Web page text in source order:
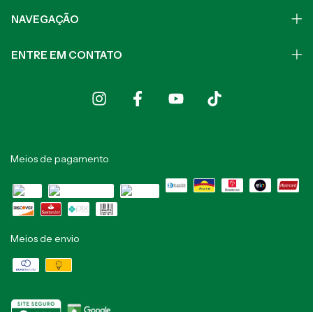
NAVEGAÇÃO
ENTRE EM CONTATO
Meios de pagamento
Meios de envio